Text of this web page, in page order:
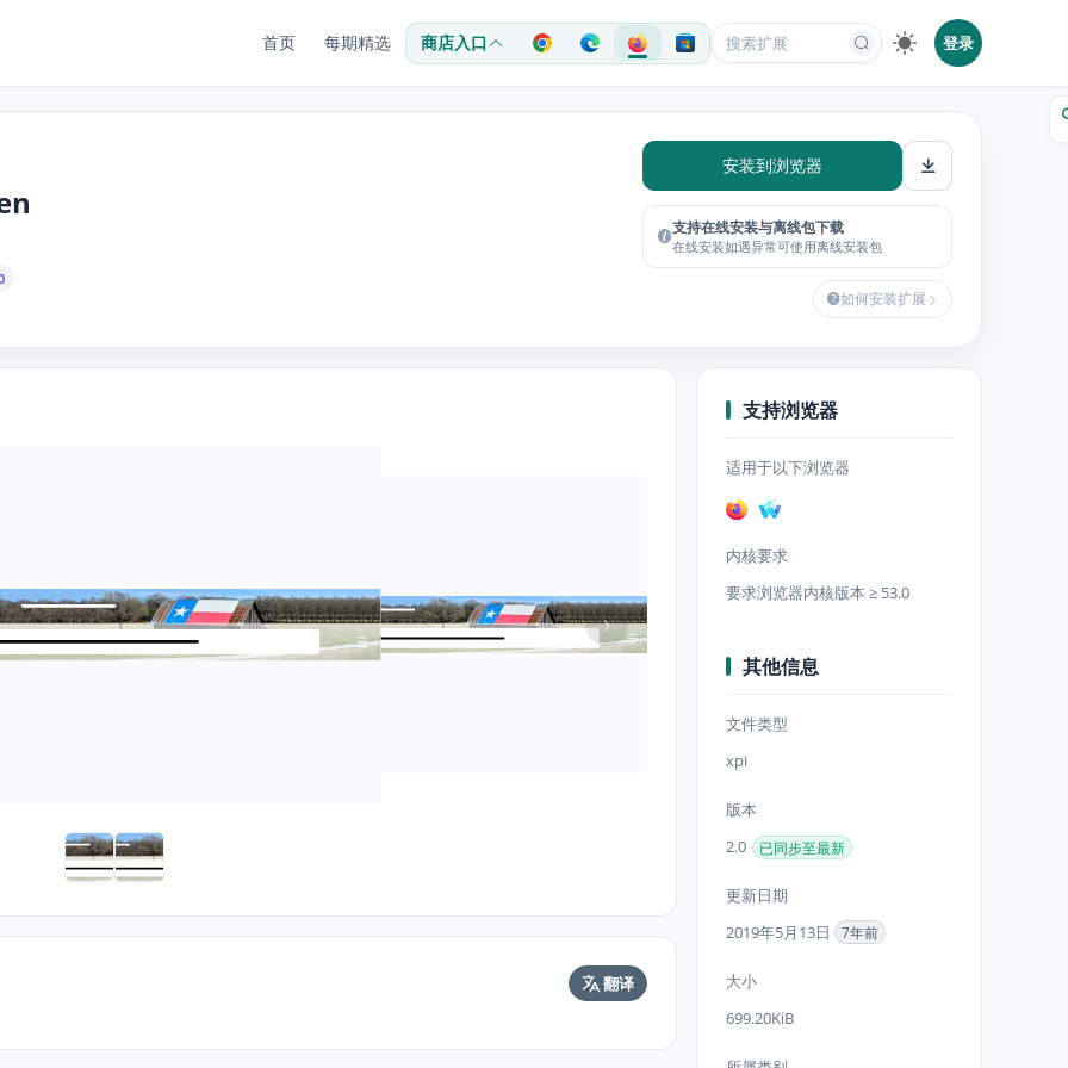
首页 每期精选 商店入口 登录
安装到浏览器
支持在线安装与离线包下载
在线安装如遇异常可使用离线安装包
如何安装扩展
翻译
支持浏览器
适用于以下浏览器
内核要求
要求浏览器内核版本 ≥ 53.0
其他信息
文件类型
xpi
版本
2.0
已同步至最新
更新日期
2019年5月13日
7年前
大小
699.20KiB